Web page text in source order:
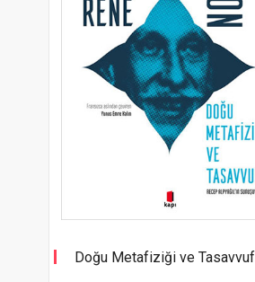
Doğu Metafiziği ve Tasavvuf